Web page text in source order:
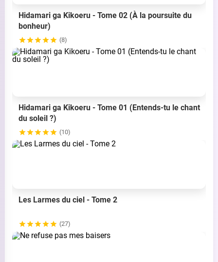
Hidamari ga Kikoeru - Tome 02 (À la poursuite du
bonheur)
(8)
Hidamari ga Kikoeru - Tome 01 (Entends-tu le chant
du soleil ?)
(10)
Les Larmes du ciel - Tome 2
(27)